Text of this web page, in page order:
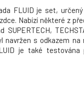
FLUID je set,
Nabízí některé z
SUPERTECH,
navržen s odkazem na
je také